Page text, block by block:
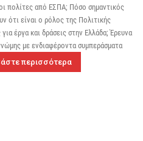
πολίτες από ΕΣΠΑ; Πόσο σημαντικός
ότι είναι ο ρόλος της Πολιτικής
έργα και δράσεις στην Ελλάδα; Έρευνα
με ενδιαφέροντα συμπεράσματα
περισσότερα